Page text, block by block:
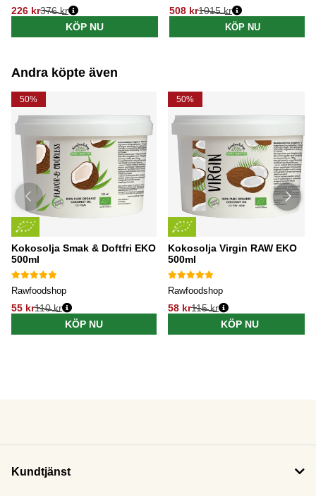
226 kr
Ordinarie pris:
376 kr
KÖP NU
508 kr
Ordinarie pris:
1015 kr
KÖP NU
Andra köpte även
50%
Kokosolja Smak & Doftfri EKO
500ml
Rawfoodshop
55 kr110 kr
KÖP NU
50%
Kokosolja Virgin RAW EKO
500ml
Rawfoodshop
58 kr115 kr
KÖP NU
Kundtjänst